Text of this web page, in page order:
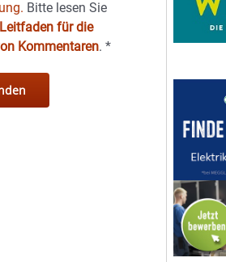
Bitte lesen Sie
Leitfaden für die
Kommentaren.*